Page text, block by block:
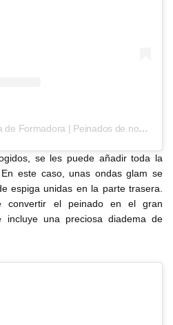
Una publicación compartida de Formadora | Peinados de novia (@yaizalopez.novias)
se les puede añadir toda la
este caso, unas ondas glam se
espiga unidas en la parte trasera.
convertir el peinado en el gran
incluye una preciosa diadema de